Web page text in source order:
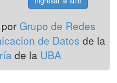
Grupo de Redes
de Datos de la
de la UBA